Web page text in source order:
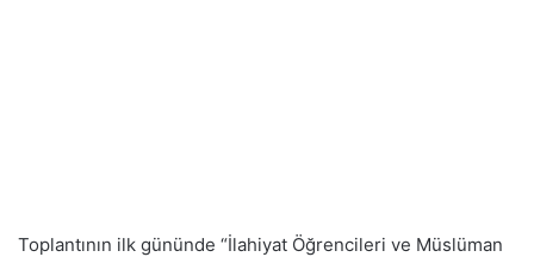
Toplantının ilk gününde “İlahiyat Öğrencileri ve Müslüman